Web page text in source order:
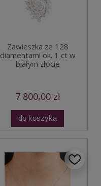
Zawieszka ze 128
diamentami ok. 1 ct w
białym złocie
7 800,00 zł
do koszyka